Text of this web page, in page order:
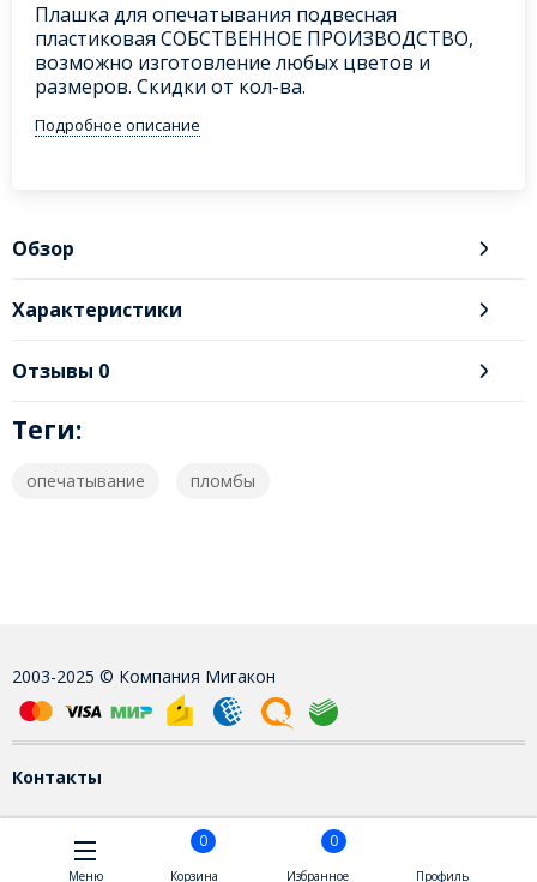
Плашка для опечатывания подвесная
пластиковая СОБСТВЕННОЕ ПРОИЗВОДСТВО,
возможно изготовление любых цветов и
размеров. Скидки от кол-ва.
Подробное описание
Обзор
Характеристики
Отзывы 0
Теги:
опечатывание пломбы
2003-2025 © Компания Мигакон
Контакты
Меню
0
Корзина
0
Избранное Профиль